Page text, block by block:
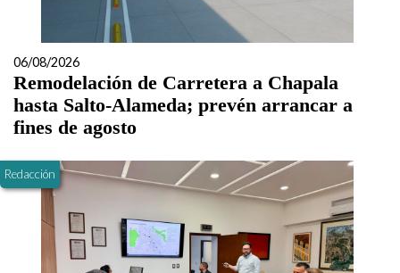
06/08/2026
Remodelación de Carretera a Chapala
hasta Salto-Alameda; prevén arrancar a
fines de agosto
Redacción